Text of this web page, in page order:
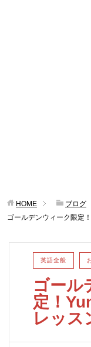
HOME ブログ
ゴールデンウィーク限定
英語全般
ゴール
定！
レッス